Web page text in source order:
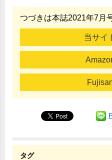
つづきは本誌2021年7月
当サイ
タグ